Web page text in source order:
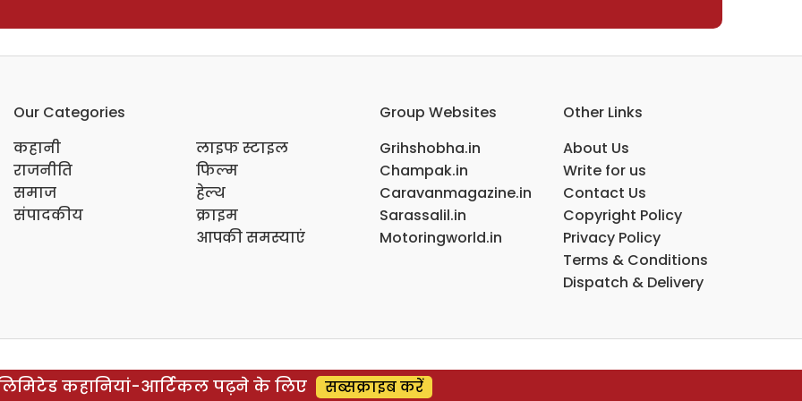
Our Categories
कहानी
राजनीति
समाज
संपादकीय
लाइफ स्टाइल
फिल्म
हेल्थ
क्राइम
आपकी समस्याएं
Group Websites
Grihshobha.in
Champak.in
Caravanmagazine.in
Sarassalil.in
Motoringworld.in
Other Links
About Us
Write for us
Contact Us
Copyright Policy
Privacy Policy
Terms & Conditions
Dispatch & Delivery
कहानियां-आर्टिकल पढ़ने के लिए सब्सक्राइब करें